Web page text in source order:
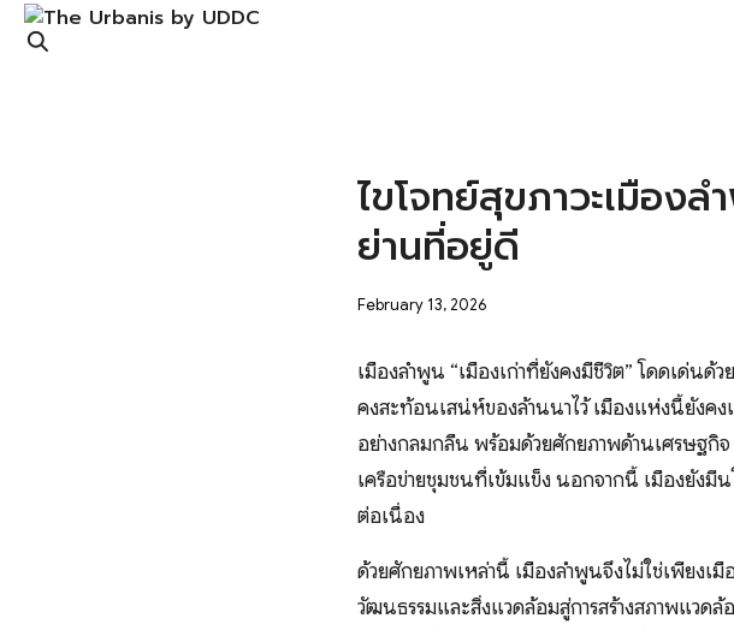
Skip
ไขโจทย์สุขภาวะเมืองล
ย่านที่อยู่ดี
February 13, 2026
เมืองลำพูน “เมืองเก่าที่ยังคงมีชีวิต” โดดเด่น
คงสะท้อนเสน่ห์ของล้านนาไว้ เมืองแห่งนี้ยังค
อย่างกลมกลืน พร้อมด้วยศักยภาพด้านเศรษฐกิ
เครือข่ายชุมชนที่เข้มแข็ง นอกจากนี้ เมืองยัง
ต่อเนื่อง
ด้วยศักยภาพเหล่านี้ เมืองลำพูนจึงไม่ใช่เพียง
วัฒนธรรมและสิ่งแวดล้อมสู่การสร้างสภาพแวด